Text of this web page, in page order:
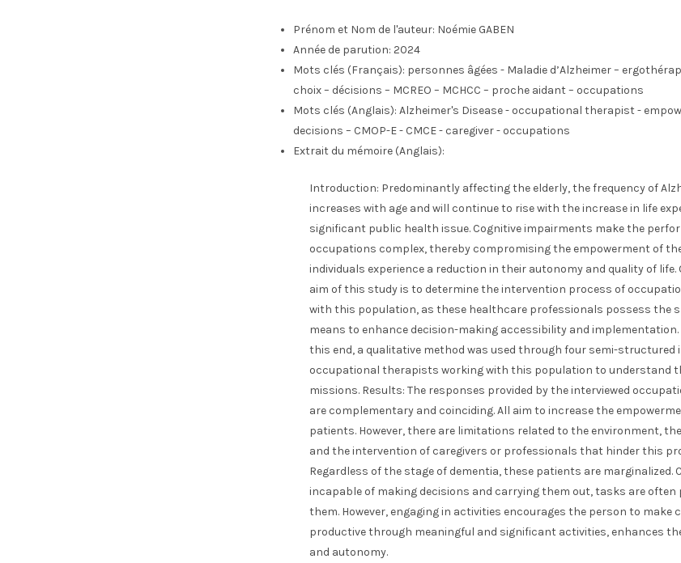
Prénom et Nom de l'auteur: Noémie GABEN
Année de parution: 2024
Mots clés (Français): personnes âgées - Maladie d’Alzheimer –
choix – décisions – MCREO – MCHCC – proche aidant – occupations
Mots clés (Anglais): Alzheimer's Disease - occupational therapist -
decisions – CMOP-E - CMCE - caregiver - occupations
Extrait du mémoire (Anglais):
Introduction: Predominantly affecting the elderly, the frequency of
increases with age and will continue to rise with the increase in life
significant public health issue. Cognitive impairments make the
occupations complex, thereby compromising the empowerment of
individuals experience a reduction in their autonomy and quality of life.
aim of this study is to determine the intervention process of
with this population, as these healthcare professionals possess the
means to enhance decision-making accessibility and implementation.
this end, a qualitative method was used through four semi-structured
occupational therapists working with this population to understand
missions. Results: The responses provided by the interviewed
are complementary and coinciding. All aim to increase the
patients. However, there are limitations related to the environment,
and the intervention of caregivers or professionals that hinder this
Regardless of the stage of dementia, these patients are marginalized.
incapable of making decisions and carrying them out, tasks are often
them. However, engaging in activities encourages the person to make
productive through meaningful and significant activities, enhances
and autonomy.